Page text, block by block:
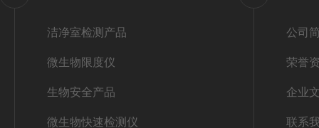
洁净室检测产品
微生物限度仪
生物安全产品
微生物快速检测仪
公司
荣誉
企业
联系